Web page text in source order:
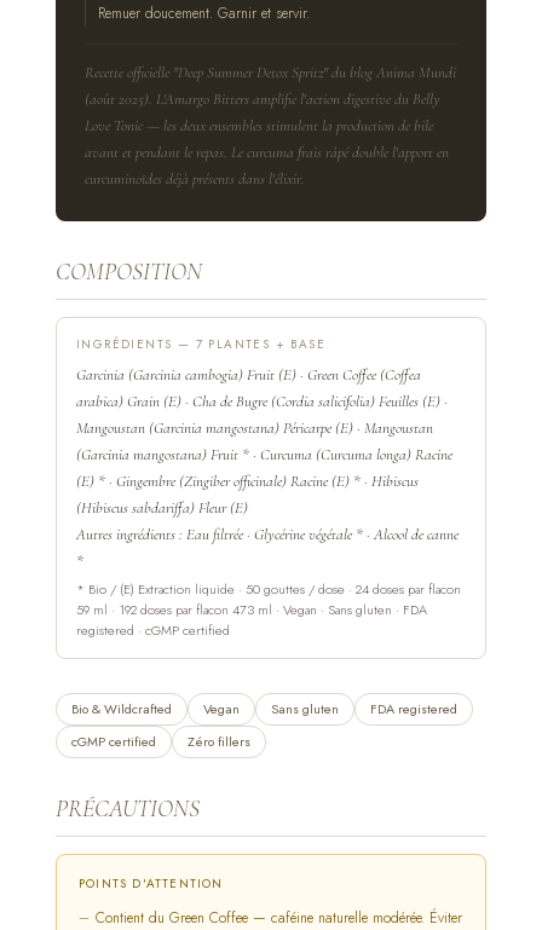
Remuer doucement. Garnir et servir.
Recette officielle "Deep Summer Detox Spritz" du blog Anima Mundi
(août 2025). L'Amargo Bitters amplifie l'action digestive du Belly
Love Tonic — les deux ensembles stimulent la production de bile
avant et pendant le repas. Le curcuma frais râpé double l'apport en
curcuminoïdes déjà présents dans l'élixir.
COMPOSITION
INGRÉDIENTS — 7 PLANTES + BASE
Garcinia (Garcinia cambogia) Fruit (E) · Green Coffee (Coffea
arabica) Grain (E) · Cha de Bugre (Cordia salicifolia) Feuilles (E) ·
Mangoustan (Garcinia mangostana) Péricarpe (E) · Mangoustan
(Garcinia mangostana) Fruit * · Curcuma (Curcuma longa) Racine
(E) * · Gingembre (Zingiber officinale) Racine (E) * · Hibiscus
(Hibiscus sabdariffa) Fleur (E)
Autres ingrédients : Eau filtrée · Glycérine végétale * · Alcool de canne
*
* Bio / (E) Extraction liquide · 50 gouttes / dose · 24 doses par flacon
59 ml · 192 doses par flacon 473 ml · Vegan · Sans gluten · FDA
registered · cGMP certified
Bio & Wildcrafted Vegan Sans gluten
FDA registered
cGMP certified
Zéro fillers
PRÉCAUTIONS
POINTS D'ATTENTION
Contient du Green Coffee — caféine naturelle modérée. Éviter